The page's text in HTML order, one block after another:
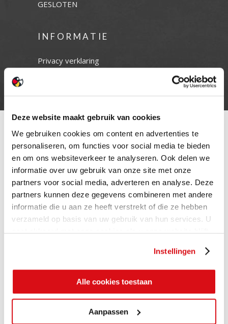
Deze website maakt gebruik van cookies
We gebruiken cookies om content en advertenties te
personaliseren, om functies voor social media te bieden
en om ons websiteverkeer te analyseren. Ook delen we
informatie over uw gebruik van onze site met onze
partners voor social media, adverteren en analyse. Deze
partners kunnen deze gegevens combineren met andere
informatie die u aan ze heeft verstrekt of die ze hebben
verzameld op basis van uw gebruik van hun services. U
gaat akkoord met onze cookies als u onze website blijft
Instellingen
Alle cookies toestaan
Aanpassen
GESLOTEN
INFORMATIE
Privacy verklaring